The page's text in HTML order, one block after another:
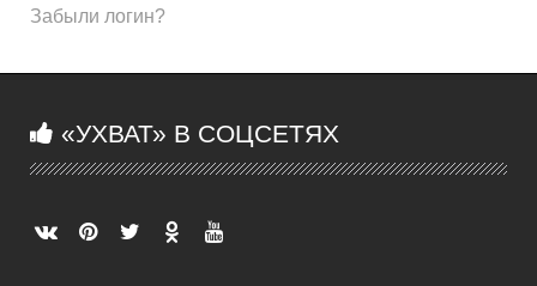
Забыли логин?
«УХВАТ» В СОЦСЕТЯХ